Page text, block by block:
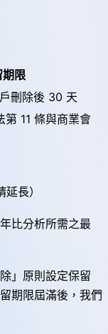
限
刪除後 30 天
第 11 條與商業會
長）
比分析所需之最
」原則設定保留
期限屆滿後，我們